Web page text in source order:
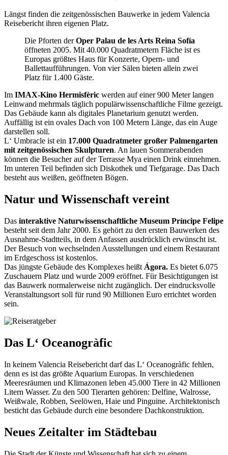
Längst finden die zeitgenössischen Bauwerke in jedem Valencia
Reisebericht ihren eigenen Platz.
Die Pforten derOper Palau de les Arts Reina Sofía
öffneten 2005. Mit 40.000 Quadratmetern Fläche ist es
Europas größtes Haus für Konzerte, Opern- und
Ballettaufführungen. Von vier Sälen bieten allein zwei
Platz für 1.400 Gäste.
Im IMAX-Kino Hermisfèric werden auf einer 900 Meter langen
Leinwand mehrmals täglich populärwissenschaftliche Filme gezeigt.
Das Gebäude kann als digitales Planetarium genutzt werden.
Auffällig ist ein ovales Dach von 100 Metern Länge, das ein Auge
darstellen soll.
L‘ Umbracle ist ein 17.000 Quadratmeter großer Palmengarten
mit zeitgenössischen Skulpturen. An lauen Sommerabenden
können die Besucher auf der Terrasse Mya einen Drink einnehmen.
Im unteren Teil befinden sich Diskothek und Tiefgarage. Das Dach
besteht aus weißen, geöffneten Bögen.
Natur und Wissenschaft vereint
Das interaktive Naturwissenschaftliche Museum Príncipe Felipe
besteht seit dem Jahr 2000. Es gehört zu den ersten Bauwerken des
Ausnahme-Stadtteils, in dem Anfassen ausdrücklich erwünscht ist.
Der Besuch von wechselnden Ausstellungen und einem Restaurant
im Erdgeschoss ist kostenlos.
Das jüngste Gebäude des Komplexes heißt Ágora. Es bietet 6.075
Zuschauern Platz und wurde 2009 eröffnet. Für Besichtigungen ist
das Bauwerk normalerweise nicht zugänglich. Der eindrucksvolle
Veranstaltungsort soll für rund 90 Millionen Euro errichtet worden
sein.
Das L‘ Oceanogràfic
In keinem Valencia Reisebericht darf das L‘ Oceanogràfic fehlen,
denn es ist das größte Aquarium Europas. In verschiedenen
Meeresräumen und Klimazonen leben 45.000 Tiere in 42 Millionen
Litern Wasser. Zu den 500 Tierarten gehören: Delfine, Walrosse,
Weißwale, Robben, Seelöwen, Haie und Pinguine. Architektonisch
besticht das Gebäude durch eine besondere Dachkonstruktion.
Neues Zeitalter im Städtebau